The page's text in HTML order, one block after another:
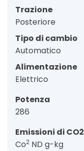
Trazione
Posteriore
Tipo di cambio
Automatico
Alimentazione
Elettrico
Potenza
286
Emissioni di CO2
Co2 ND g-kg